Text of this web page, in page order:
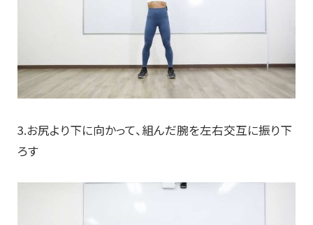
3.お尻より下に向かって、組んだ腕を左右交互に振り下
ろす